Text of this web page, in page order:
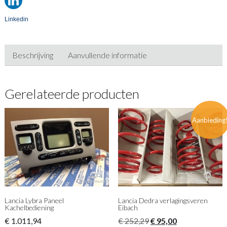
Linkedin
Beschrijving Aanvullende informatie
Gerelateerde producten
Lancia Lybra Paneel
Kachelbediening
€1.011,94
Lancia Dedra verlagingsveren
Eibach
€252,29Oorspronkelijke
€95,00Huidige